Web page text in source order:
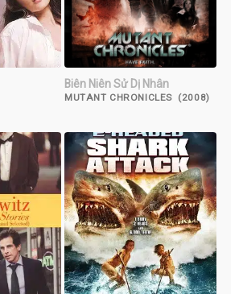
Biên Niên Sử Dị Nhân
MUTANT CHRONICLES (2008)